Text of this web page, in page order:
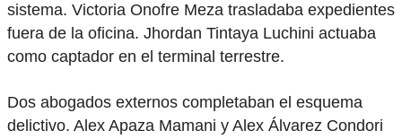
sistema. Victoria Onofre Meza trasladaba expedientes
fuera de la oficina. Jhordan Tintaya Luchini actuaba
como captador en el terminal terrestre.
Dos abogados externos completaban el esquema
delictivo. Alex Apaza Mamani y Alex Álvarez Condori